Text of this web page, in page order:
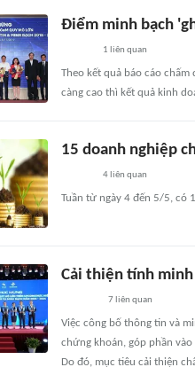
Điểm minh bạch
1 liên quan
Theo kết quả báo cáo chấm
càng cao thì kết quả kinh
15 doanh nghiệp
4 liên quan
Tuần từ ngày 4 đến 5/5, có
Cải thiện tính
7 liên quan
Việc công bố thông tin và
chứng khoán, góp phần
Do đó, mục tiêu cải thiện